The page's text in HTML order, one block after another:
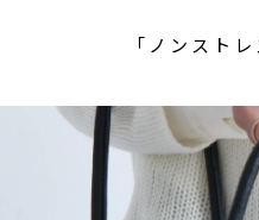
「ノンスト